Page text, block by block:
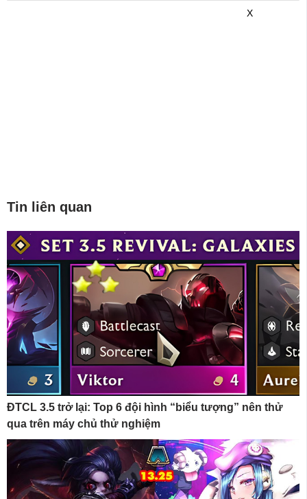
X
Tin liên quan
ĐTCL 3.5 trở lại: Top 6 đội hình “biểu tượng” nên thử
qua trên máy chủ thử nghiệm